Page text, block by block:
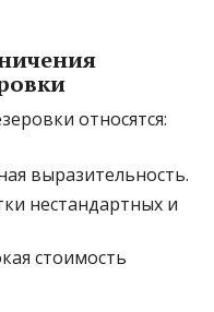
относятся:
выразительность.
нестандартных и
стоимость